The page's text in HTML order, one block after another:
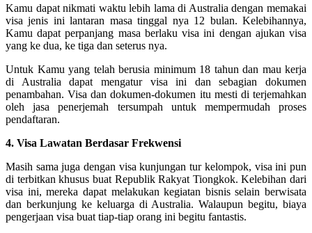
Kamu dapat nikmati waktu lebih lama di Australia dengan memakai
visa jenis ini lantaran masa tinggal nya 12 bulan. Kelebihannya,
Kamu dapat perpanjang masa berlaku visa ini dengan ajukan visa
yang ke dua, ke tiga dan seterus nya.
Untuk Kamu yang telah berusia minimum 18 tahun dan mau kerja
di Australia dapat mengatur visa ini dan sebagian dokumen
penambahan. Visa dan dokumen-dokumen itu mesti di terjemahkan
oleh jasa penerjemah tersumpah untuk mempermudah proses
pendaftaran.
4. Visa Lawatan Berdasar Frekwensi
Masih sama juga dengan visa kunjungan tur kelompok, visa ini pun
di terbitkan khusus buat Republik Rakyat Tiongkok. Kelebihan dari
visa ini, mereka dapat melakukan kegiatan bisnis selain berwisata
dan berkunjung ke keluarga di Australia. Walaupun begitu, biaya
pengerjaan visa buat tiap-tiap orang ini begitu fantastis.